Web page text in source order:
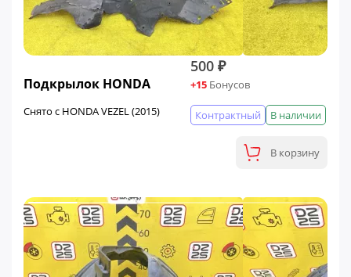
Подкрылок HONDA
Снято с HONDA VEZEL (2015)
500 ₽
+15 Бонусов
В наличии
Контрактный
В корзину